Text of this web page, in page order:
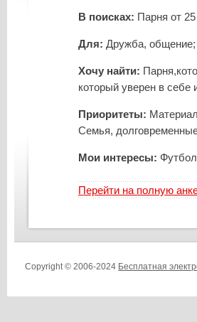
В поисках: Парня от
Для: Дружба, общение;
Хочу найти:
который уверен в себе
Приоритеты:
Семья,
Мои интересы:
Перейти на полную
Copyright © 2006-2024 Бесплатная